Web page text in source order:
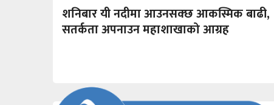
शनिबार यी नदीमा आउनसक्छ आकस्मिक बाढी,
सतर्कता अपनाउन महाशाखाको आग्रह